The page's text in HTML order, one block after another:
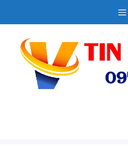
đến
dung